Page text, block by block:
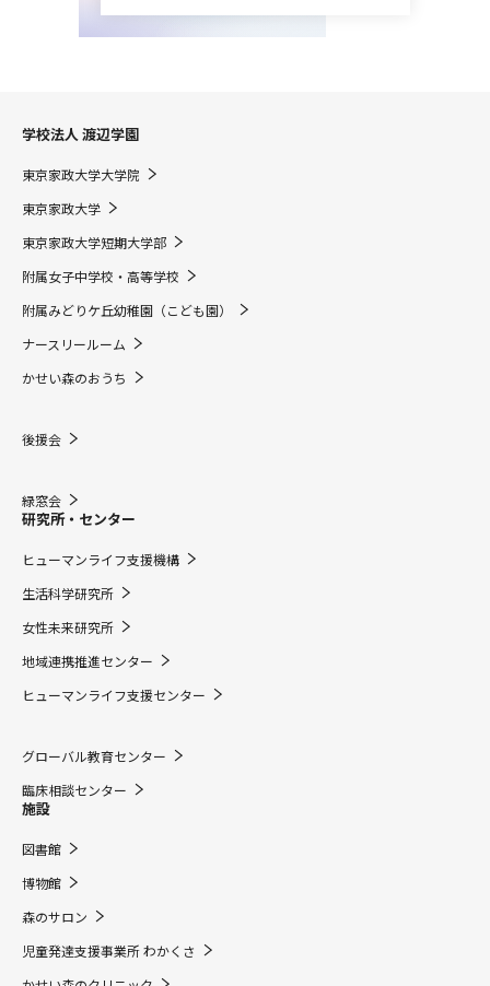
学校法人 渡辺学園
東京家政大学大学院
東京家政大学
東京家政大学短期大学部
附属女子中学校・高等学校
附属みどりケ丘幼稚園（こども園）
ナースリールーム
かせい森のおうち
後援会
緑窓会
研究所・センター
ヒューマンライフ支援機構
生活科学研究所
女性未来研究所
地域連携推進センター
ヒューマンライフ支援センター
グローバル教育センター
臨床相談センター
施設
図書館
博物館
森のサロン
児童発達支援事業所 わかくさ